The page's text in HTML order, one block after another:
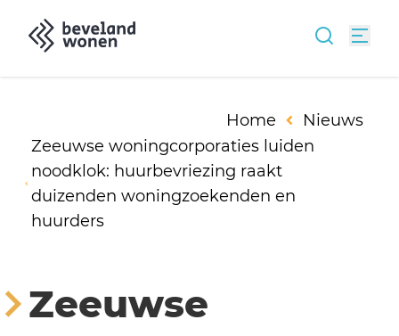
Home
Nieuws
Zeeuwse woningcorporaties luiden
noodklok: huurbevriezing raakt
duizenden woningzoekenden en
huurders
Zeeuwse